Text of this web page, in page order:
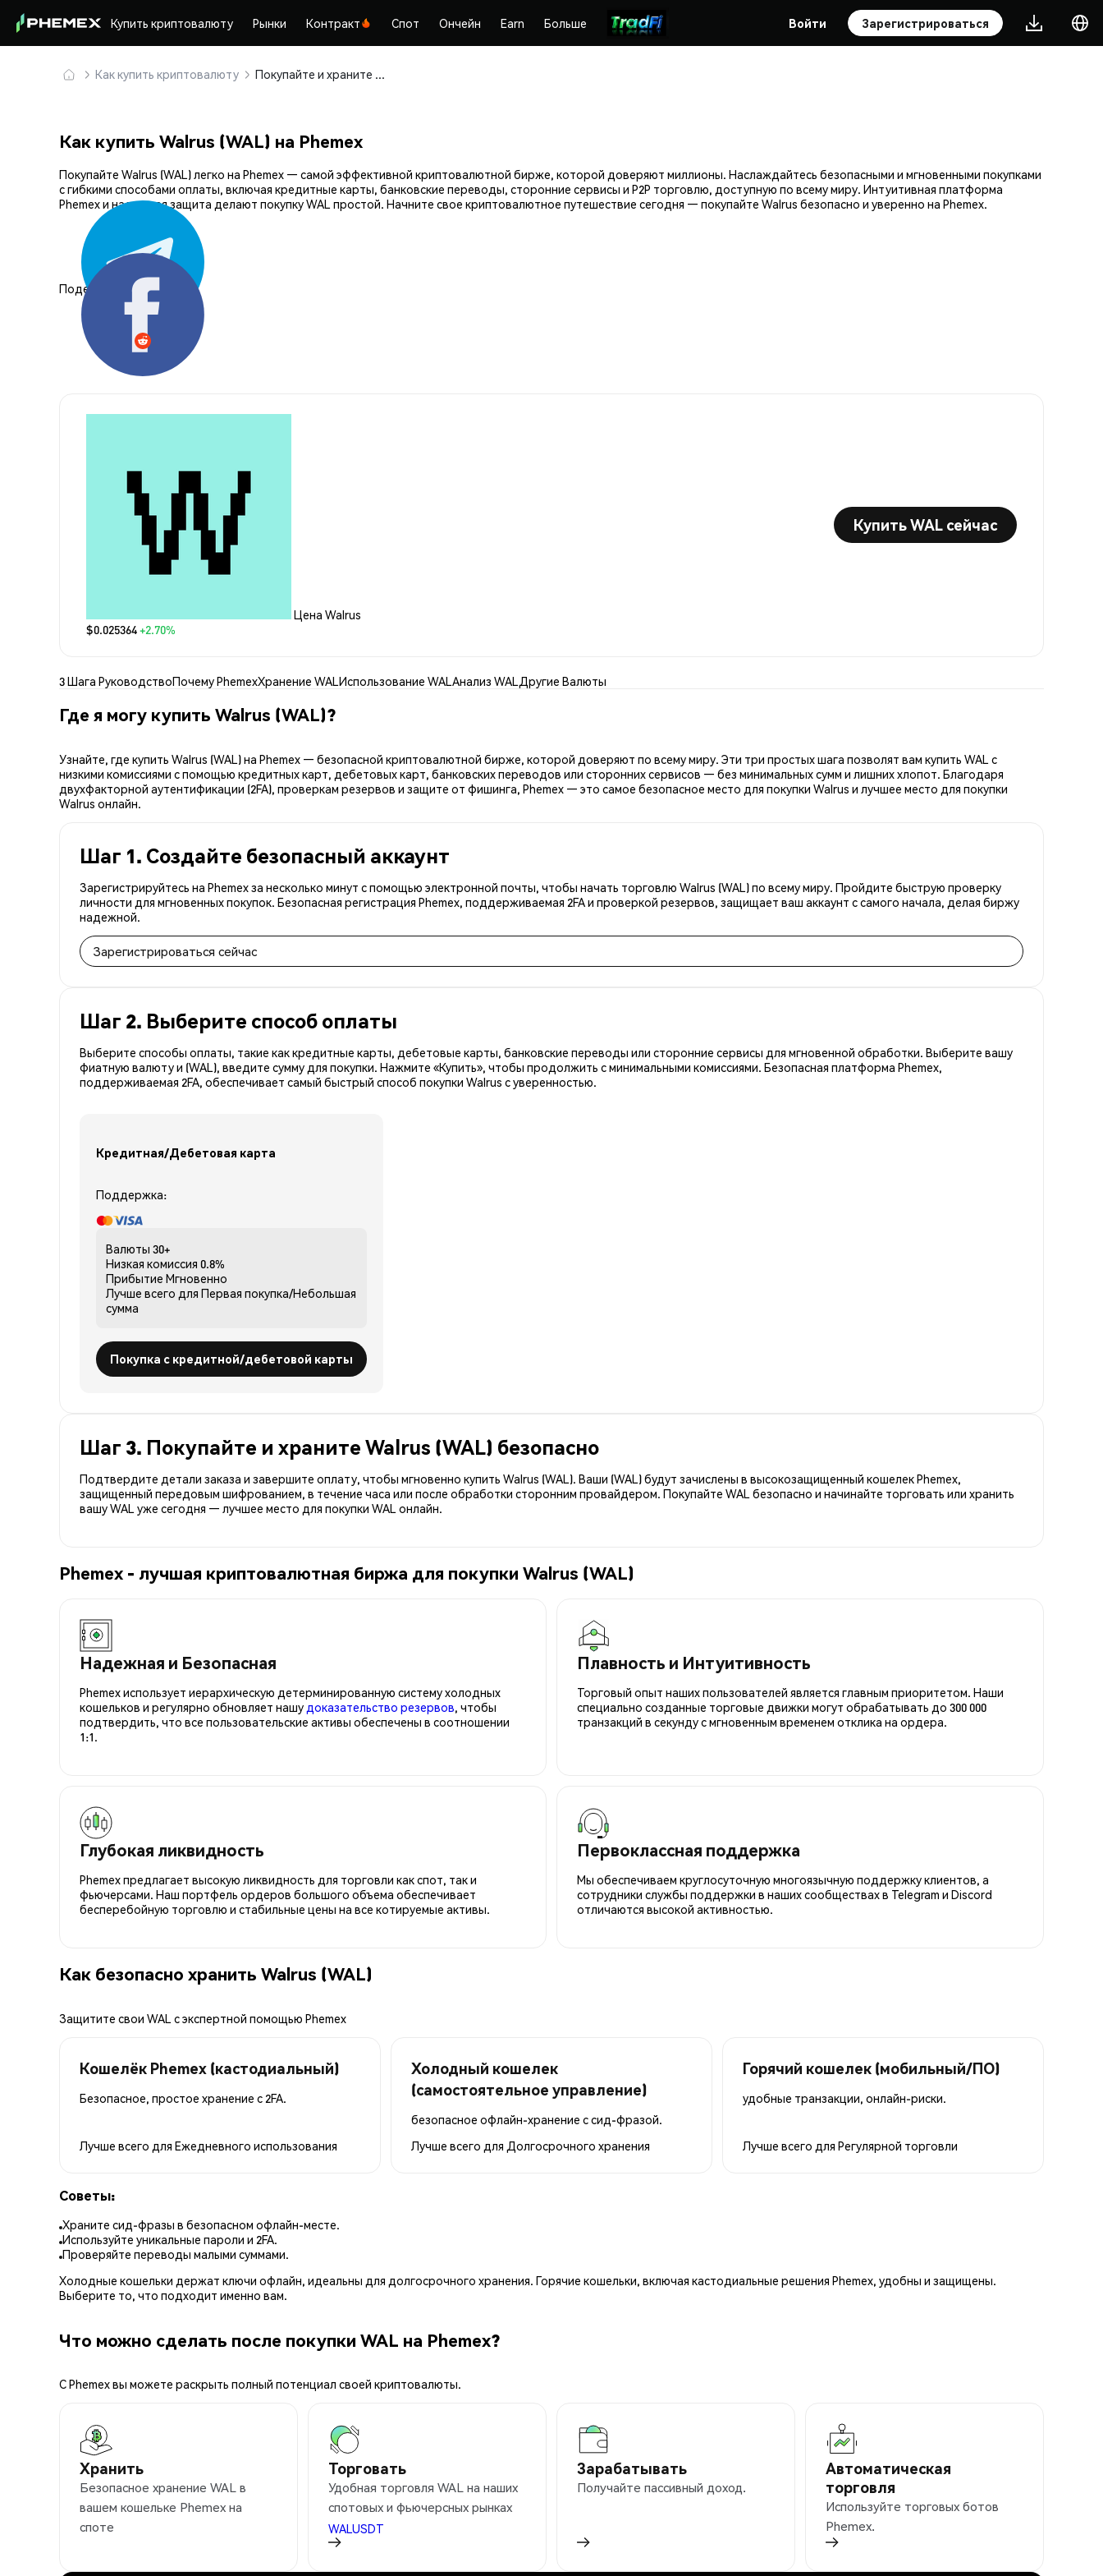
Купить криптовалюту Рынки Контракт Спот Ончейн Earn Больше Войти Зарегистрироваться
Как купить криптовалюту Покупайте и храните Walrus (WAL) безопасно
Как купить Walrus (WAL) на Phemex
Покупайте Walrus (WAL) легко на Phemex — самой эффективной криптовалютной бирже, которой доверяют миллионы. Наслаждайтесь безопасными и мгновенными покупками
с гибкими способами оплаты, включая кредитные карты, банковские переводы, сторонние сервисы и P2P торговлю, доступную по всему миру. Интуитивная платформа
Phemex и надежная защита делают покупку WAL простой. Начните свое криптовалютное путешествие сегодня — покупайте Walrus безопасно и уверенно на Phemex.
Поделиться:
Цена Walrus
$0.025364+2.70%
Купить WAL сейчас
3 Шага РуководствоПочему PhemexХранение WALИспользование WALАнализ WALДругие Валюты
Где я могу купить Walrus (WAL)?
Узнайте, где купить Walrus (WAL) на Phemex — безопасной криптовалютной бирже, которой доверяют по всему миру. Эти три простых шага позволят вам купить WAL с
низкими комиссиями с помощью кредитных карт, дебетовых карт, банковских переводов или сторонних сервисов — без минимальных сумм и лишних хлопот. Благодаря
двухфакторной аутентификации (2FA), проверкам резервов и защите от фишинга, Phemex — это самое безопасное место для покупки Walrus и лучшее место для покупки
Walrus онлайн.
Шаг 1. Создайте безопасный аккаунт
Зарегистрируйтесь на Phemex за несколько минут с помощью электронной почты, чтобы начать торговлю Walrus (WAL) по всему миру. Пройдите быструю проверку
личности для мгновенных покупок. Безопасная регистрация Phemex, поддерживаемая 2FA и проверкой резервов, защищает ваш аккаунт с самого начала, делая биржу
надежной.
Зарегистрироваться сейчас
Шаг 2. Выберите способ оплаты
Выберите способы оплаты, такие как кредитные карты, дебетовые карты, банковские переводы или сторонние сервисы для мгновенной обработки. Выберите вашу
фиатную валюту и (WAL), введите сумму для покупки. Нажмите «Купить», чтобы продолжить с минимальными комиссиями. Безопасная платформа Phemex,
поддерживаемая 2FA, обеспечивает самый быстрый способ покупки Walrus с уверенностью.
Кредитная/Дебетовая карта
Поддержка:
Валюты 30+
Низкая комиссия 0.8%
Прибытие Мгновенно
Лучше всего для Первая покупка/Небольшая
сумма
Покупка с кредитной/дебетовой карты
Шаг 3. Покупайте и храните Walrus (WAL) безопасно
Подтвердите детали заказа и завершите оплату, чтобы мгновенно купить Walrus (WAL). Ваши (WAL) будут зачислены в высокозащищенный кошелек Phemex,
защищенный передовым шифрованием, в течение часа или после обработки сторонним провайдером. Покупайте WAL безопасно и начинайте торговать или хранить
вашу WAL уже сегодня — лучшее место для покупки WAL онлайн.
Phemex - лучшая криптовалютная биржа для покупки Walrus (WAL)
Надежная и Безопасная
Phemex использует иерархическую детерминированную систему холодных
кошельков и регулярно обновляет нашу доказательство резервов, чтобы
подтвердить, что все пользовательские активы обеспечены в соотношении
1:1.
Плавность и Интуитивность
Торговый опыт наших пользователей является главным приоритетом. Наши
специально созданные торговые движки могут обрабатывать до 300 000
транзакций в секунду с мгновенным временем отклика на ордера.
Глубокая ликвидность
Phemex предлагает высокую ликвидность для торговли как спот, так и
фьючерсами. Наш портфель ордеров большого объема обеспечивает
бесперебойную торговлю и стабильные цены на все котируемые активы.
Первоклассная поддержка
Мы обеспечиваем круглосуточную многоязычную поддержку клиентов, а
сотрудники службы поддержки в наших сообществах в Telegram и Discord
отличаются высокой активностью.
Как безопасно хранить Walrus (WAL)
Защитите свои WAL с экспертной помощью Phemex
Кошелёк Phemex (кастодиальный)
Безопасное, простое хранение с 2FA.
Лучше всего для Ежедневного использования
Холодный кошелек
(самостоятельное управление)
безопасное офлайн-хранение с сид-фразой.
Лучше всего для Долгосрочного хранения
Горячий кошелек (мобильный/ПО)
удобные транзакции, онлайн-риски.
Лучше всего для Регулярной торговли
Советы:
Храните сид-фразы в безопасном офлайн-месте.
Используйте уникальные пароли и 2FA.
Проверяйте переводы малыми суммами.
Холодные кошельки держат ключи офлайн, идеальны для долгосрочного хранения. Горячие кошельки, включая кастодиальные решения Phemex, удобны и защищены.
Выберите то, что подходит именно вам.
Что можно сделать после покупки WAL на Phemex?
С Phemex вы можете раскрыть полный потенциал своей криптовалюты.
Хранить
Безопасное хранение WAL в
вашем кошельке Phemex на
споте
Торговать
Удобная торговля WAL на наших
спотовых и фьючерсных рынках
WALUSDT
Зарабатывать
Получайте пассивный доход.
Автоматическая
торговля
Используйте торговых ботов
Phemex.